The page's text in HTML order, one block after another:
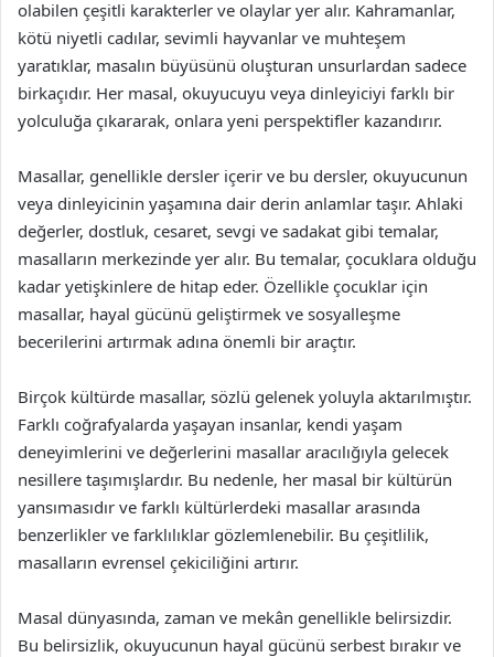
olabilen çeşitli karakterler ve olaylar yer alır. Kahramanlar,
kötü niyetli cadılar, sevimli hayvanlar ve muhteşem
yaratıklar, masalın büyüsünü oluşturan unsurlardan sadece
birkaçıdır. Her masal, okuyucuyu veya dinleyiciyi farklı bir
yolculuğa çıkararak, onlara yeni perspektifler kazandırır.
Masallar, genellikle dersler içerir ve bu dersler, okuyucunun
veya dinleyicinin yaşamına dair derin anlamlar taşır. Ahlaki
değerler, dostluk, cesaret, sevgi ve sadakat gibi temalar,
masalların merkezinde yer alır. Bu temalar, çocuklara olduğu
kadar yetişkinlere de hitap eder. Özellikle çocuklar için
masallar, hayal gücünü geliştirmek ve sosyalleşme
becerilerini artırmak adına önemli bir araçtır.
Birçok kültürde masallar, sözlü gelenek yoluyla aktarılmıştır.
Farklı coğrafyalarda yaşayan insanlar, kendi yaşam
deneyimlerini ve değerlerini masallar aracılığıyla gelecek
nesillere taşımışlardır. Bu nedenle, her masal bir kültürün
yansımasıdır ve farklı kültürlerdeki masallar arasında
benzerlikler ve farklılıklar gözlemlenebilir. Bu çeşitlilik,
masalların evrensel çekiciliğini artırır.
Masal dünyasında, zaman ve mekân genellikle belirsizdir.
Bu belirsizlik, okuyucunun hayal gücünü serbest bırakır ve